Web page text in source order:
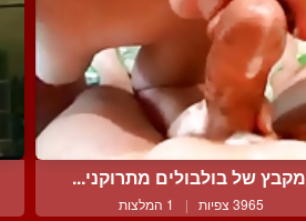
מקבץ של בולבולים מתרוקני...
3965 צפיות | 1 המלצות